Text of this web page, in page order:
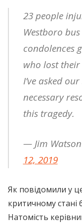
23 people
Westboro
condolences
who lost
I’ve asked
necessary
this tragedy.
— Jim
12, 2019
Як повідомили у
критичному стані
Натомість